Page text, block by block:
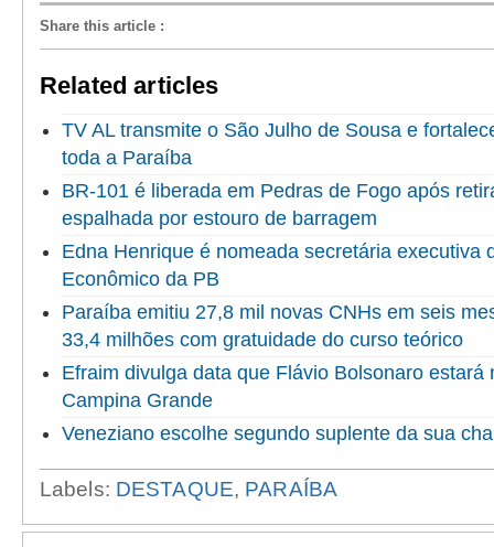
Share this article :
Related articles
TV AL transmite o São Julho de Sousa e
toda a Paraíba
BR-101 é liberada em Pedras de Fogo após
espalhada por estouro de barragem
Edna Henrique é nomeada secretária executiva
Econômico da PB
Paraíba emitiu 27,8 mil novas CNHs em seis
33,4 milhões com gratuidade do curso teórico
Efraim divulga data que Flávio Bolsonaro estará
Campina Grande
Veneziano escolhe segundo suplente da sua
Labels: DESTAQUE, PARAÍBA